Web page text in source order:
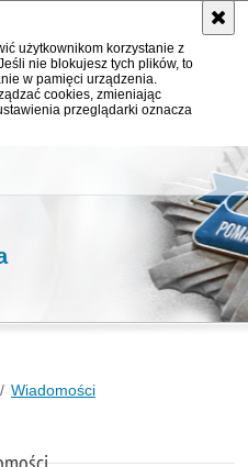
użytkownikom korzystanie z
nie blokujesz tych plików, to
w pamięci urządzenia.
cookies, zmieniając
przeglądarki oznacza
Wiadomości